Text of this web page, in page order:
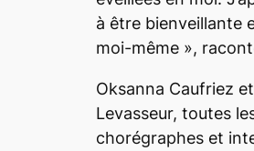
à être bienveillante
moi-même »,
Oksanna Caufriez
Levasseur, toutes
chorégraphes et